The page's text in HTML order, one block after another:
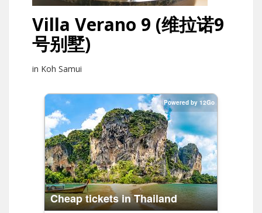
Villa Verano 9 (维拉诺9
号别墅)
in Koh Samui